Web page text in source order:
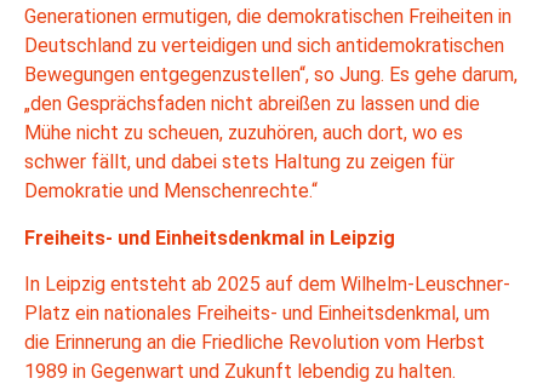
Generationen ermutigen, die demokratischen Freiheiten in
Deutschland zu verteidigen und sich antidemokratischen
Bewegungen entgegenzustellen“, so Jung. Es gehe darum,
„den Gesprächsfaden nicht abreißen zu lassen und die
Mühe nicht zu scheuen, zuzuhören, auch dort, wo es
schwer fällt, und dabei stets Haltung zu zeigen für
Demokratie und Menschenrechte.“
Freiheits- und Einheitsdenkmal in Leipzig
In Leipzig entsteht ab 2025 auf dem Wilhelm-Leuschner-
Platz ein nationales Freiheits- und Einheitsdenkmal, um
die Erinnerung an die Friedliche Revolution vom Herbst
1989 in Gegenwart und Zukunft lebendig zu halten.